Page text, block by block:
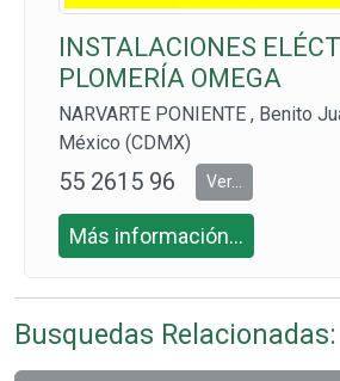
INSTALACIONES
PLOMERÍA OMEGA
NARVARTE PONIENTE , Benito
México (CDMX)
55 2615 96
30, CEL: 55
4460 2511
236
Ver...
Más información...
Busquedas Relacionadas: